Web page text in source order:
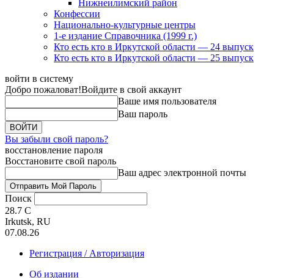
Нижнеилимский район
Конфессии
Национально-культурные центры
1-е издание Справочника (1999 г.)
Кто есть кто в Иркутской области — 24 выпуск
Кто есть кто в Иркутской области — 25 выпуск
войти в систему
Добро пожаловат!Войдите в свой аккаунт
Ваше имя пользователя
Ваш пароль
Вы забыли свой пароль?
восстановление пароля
Восстановите свой пароль
Ваш адрес электронной почты
Поиск
28.7 C
Irkutsk, RU
07.08.26
Регистрация / Авторизация
Об издании